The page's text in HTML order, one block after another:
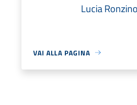
Lucia Ronzino
VAI ALLA PAGINA